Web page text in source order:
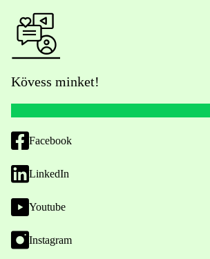
Kövess minket!
Facebook
LinkedIn
Youtube
Instagram